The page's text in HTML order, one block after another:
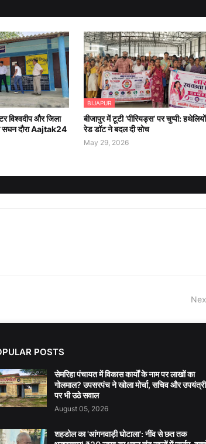
विश्वदीप और जिला
सघन दौरा Aajtak24
BIJAPUR
बीजापुर में टूटी ‘पीरियड्स’ पर चुप्पी:
रेड डॉट ने बदल दी सोच
May 29, 2026
POSTS
सेमरिहा पंचायत में विकास कार्यों के नाम पर लाखों का
गोलमाल? उपसरपंच ने खोला मोर्चा, सचिव और उपयंत्री
पर भी उठे सवाल
August 05, 2026
शहडोल का 'आंगनवाड़ी घोटाला': नींव से छत तक